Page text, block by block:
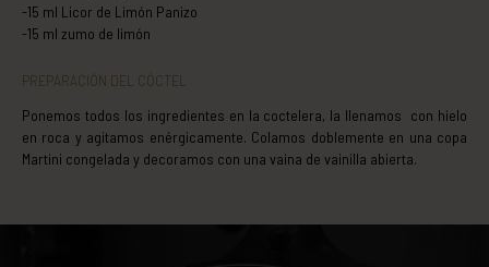
-15 ml Licor de Limón Panizo
-15 ml zumo de limón
PREPARACIÓN DEL CÓCTEL
Ponemos todos los ingredientes en la coctelera, la llenamos con hielo
en roca y agitamos enérgicamente. Colamos doblemente en una copa
Martini congelada y decoramos con una vaina de vainilla abierta.